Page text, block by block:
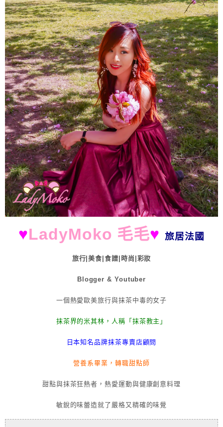
♥LadyMoko 毛毛♥ 旅居法國
旅行|美食|食譜|時尚|彩妝
Blogger & Youtuber
一個熱愛歐美旅行與抹茶中毒的女子
抹茶界的米其林，人稱「抹茶教主」
日本知名品牌抹茶專賣店顧問
營養系畢業，轉職甜點師
甜點與抹茶狂熱者，熱愛運動與健康創意料理
敏銳的味蕾造就了嚴格又精確的味覺